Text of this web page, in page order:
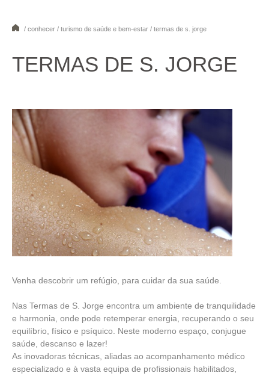
34 5 678
/ conhecer / turismo de saúde e bem-estar / termas de s. jorge
TERMAS DE S. JORGE
Venha descobrir um refúgio, para cuidar da sua saúde.
Nas Termas de S. Jorge encontra um ambiente de tranquilidade
e harmonia, onde pode retemperar energia, recuperando o seu
equilíbrio, físico e psíquico. Neste moderno espaço, conjugue
saúde, descanso e lazer!
As inovadoras técnicas, aliadas ao acompanhamento médico
especializado e à vasta equipa de profissionais habilitados,